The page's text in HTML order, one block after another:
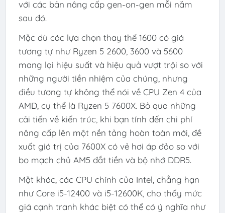
với các bản nâng cấp gen-on-gen mỗi năm
sau đó.
Mặc dù các lựa chọn thay thế 1600 có giá
tương tự như Ryzen 5 2600, 3600 và 5600
mang lại hiệu suất và hiệu quả vượt trội so với
những người tiền nhiệm của chúng, nhưng
điều tương tự không thể nói về CPU Zen 4 của
AMD, cụ thể là Ryzen 5 7600X. Bỏ qua những
cải tiến về kiến ​​trúc, khi bạn tính đến chi phí
nâng cấp lên một nền tảng hoàn toàn mới, đề
xuất giá trị của 7600X có vẻ hơi áp đảo so với
bo mạch chủ AM5 đắt tiền và bộ nhớ DDR5.
Mặt khác, các CPU chính của Intel, chẳng hạn
như Core i5-12400 và i5-12600K, cho thấy mức
giá cạnh tranh khác biệt có thể có ý nghĩa như